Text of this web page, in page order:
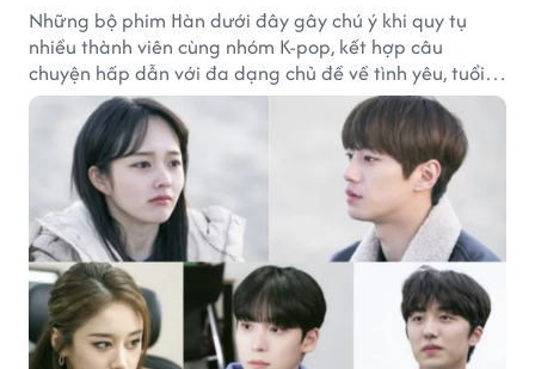
Những bộ phim Hàn dưới đây gây chú ý khi quy tụ
nhiều thành viên cùng nhóm K-pop, kết hợp câu
chuyện hấp dẫn với đa dạng chủ đề về tình yêu, tuổi
trẻ và ước mơ.